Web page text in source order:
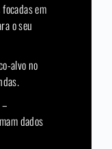
em
o seu
alvo no
–
dados